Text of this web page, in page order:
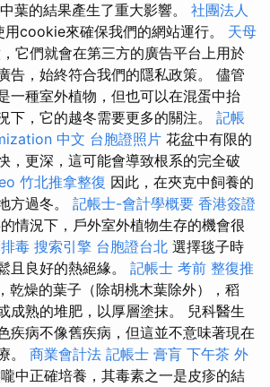
葉的結果產生了重大影響。 社團法人
用cookie來確保我們的網站運行。 天母
它們就會在第三方的廣告平台上用於
告，始終符合我們的隱私政策。 儘管
一種室外植物，但也可以在混蛋中抬
下，它的越冬需要更多的關注。 記帳
中文 台胞證照片 花盆中有限的
，更深，這可能會導致根系的完全破
竹北推拿整復 因此，在夾克中飼養的
方過冬。 記帳士-會計學概要 香港簽證
情況下，戶外室外植物生存的機會很
毒 搜索引擎 台胞證台北 選擇毯子時
且良好的熱絕緣。 記帳士 考前 整復推
乾燥的葉子（除胡桃木葉除外），稻
成熟的堆肥，以厚層塗抹。 兒科醫生
疾病不像舊疾病，但這並不意味著現在
。 商業會計法 記帳士 膏肓 下午茶 外
中正確培養，其毒素之一是皮疹的結